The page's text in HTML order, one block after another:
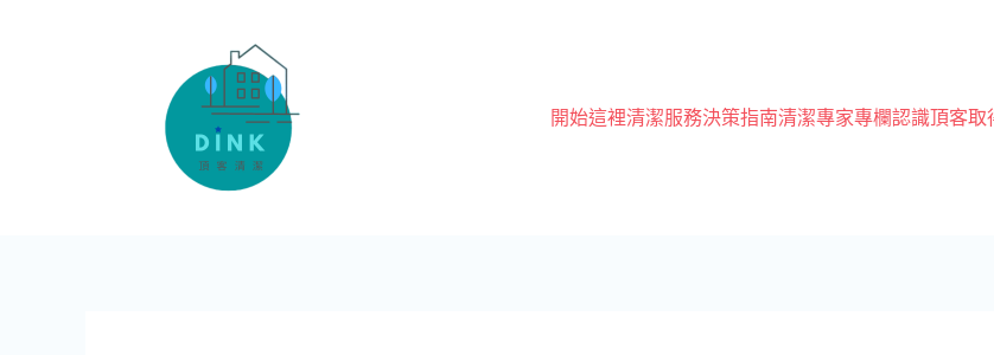
開始這裡清潔服務決策指南清潔專家專欄認識頂客取